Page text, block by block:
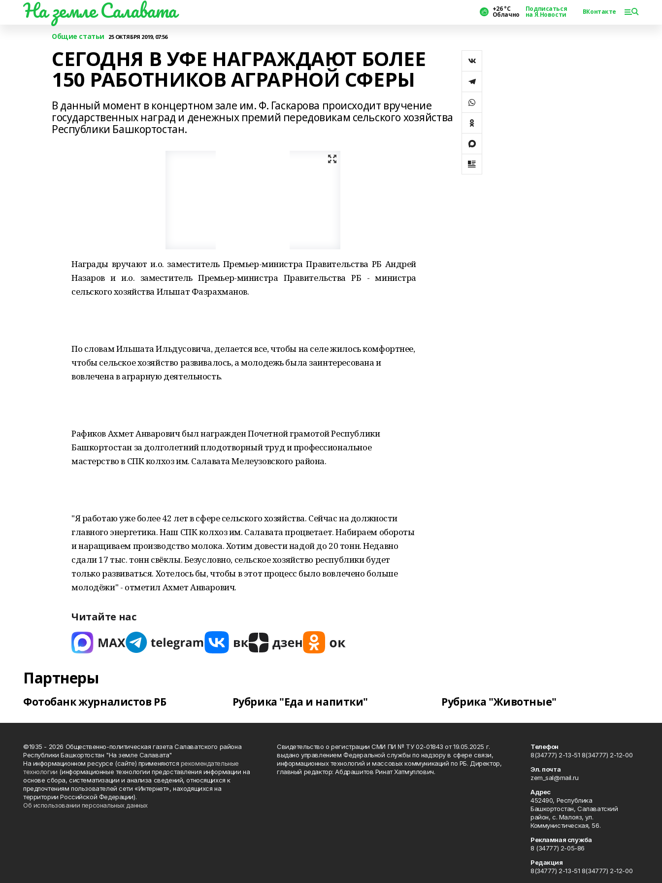
На земле Салавата +26 °С
Облачно
Подписаться
на Я.Новости ВКонтакте
Общие статьи 25 ОКТЯБРЯ 2019, 07:56
СЕГОДНЯ В УФЕ НАГРАЖДАЮТ БОЛЕЕ
150 РАБОТНИКОВ АГРАРНОЙ СФЕРЫ
В данный момент в концертном зале им. Ф. Гаскарова происходит вручение
государственных наград и денежных премий передовикам сельского хозяйства
Республики Башкортостан.
Награды вручают и.о. заместитель Премьер-министра Правительства РБ Андрей
Назаров и и.о. заместитель Премьер-министра Правительства РБ - министра
сельского хозяйства Ильшат Фазрахманов.
По словам Ильшата Ильдусовича, делается все, чтобы на селе жилось комфортнее,
чтобы сельское хозяйство развивалось, а молодежь была заинтересована и
вовлечена в аграрную деятельность.
Рафиков Ахмет Анварович был награжден Почетной грамотой Республики
Башкортостан за долголетний плодотворный труд и профессиональное
мастерство в СПК колхоз им. Салавата Мелеузовского района.
"Я работаю уже более 42 лет в сфере сельского хозяйства. Сейчас на должности
главного энергетика. Наш СПК колхоз им. Салавата процветает. Набираем обороты
и наращиваем производство молока. Хотим довести надой до 20 тонн. Недавно
сдали 17 тыс. тонн свёклы. Безусловно, сельское хозяйство республики будет
только развиваться. Хотелось бы, чтобы в этот процесс было вовлечено больше
молодёжи" - отметил Ахмет Анварович.
Читайте нас
Партнеры
Фотобанк журналистов РБ Рубрика "Еда и напитки" Рубрика "Животные"
©1935 - 2026 Общественно-политическая газета Салаватского района
Республики Башкортостан "На земле Салавата"
На информационном ресурсе (сайте) применяются рекомендательные
технологии (информационные технологии предоставления информации на
основе сбора, систематизации и анализа сведений, относящихся к
предпочтениям пользователей сети «Интернет», находящихся на
территории Российской Федерации).
Об использовании персональных данных
Свидетельство о регистрации СМИ ПИ № ТУ 02-01843 от 19.05.2025 г.
выдано управлением Федеральной службы по надзору в сфере связи,
информационных технологий и массовых коммуникаций по РБ. Директор,
главный редактор: Абдрашитов Ринат Хатмуллович.
Телефон
8(34777) 2-13-51 8(34777) 2-12-00
Эл. почта
zem_sal@mail.ru
Адрес
452490, Республика
Башкортостан, Салаватский
район, с. Малояз, ул.
Коммунистическая, 56.
Рекламная служба
8 (34777) 2-05-86
Редакция
8(34777) 2-13-51 8(34777) 2-12-00